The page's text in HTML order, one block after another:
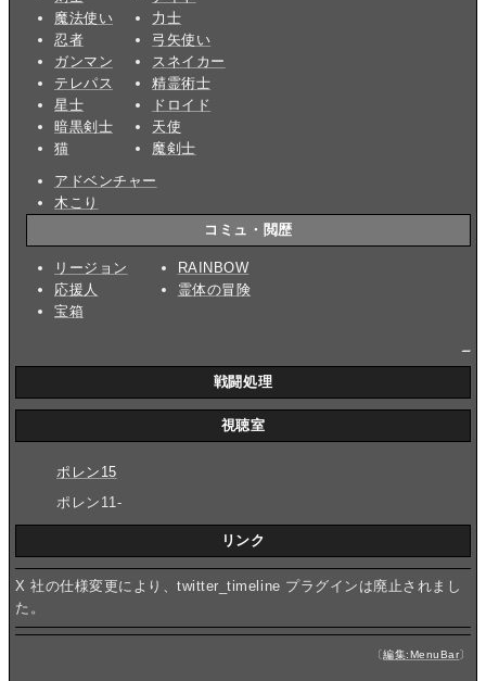
魔法使い
忍者
ガンマン
テレパス
星士
暗黒剣士
猫
力士
弓矢使い
スネイカー
精霊術士
ドロイド
天使
魔剣士
アドベンチャー
木こり
コミュ・閲歴
リージョン
応援人
宝箱
RAINBOW
霊体の冒険
戦闘処理
視聴室
ポレン15
ポレン11-
リンク
X 社の仕様変更により、twitter_timeline プラグインは廃止されまし
た。
〔編集:MenuBar〕